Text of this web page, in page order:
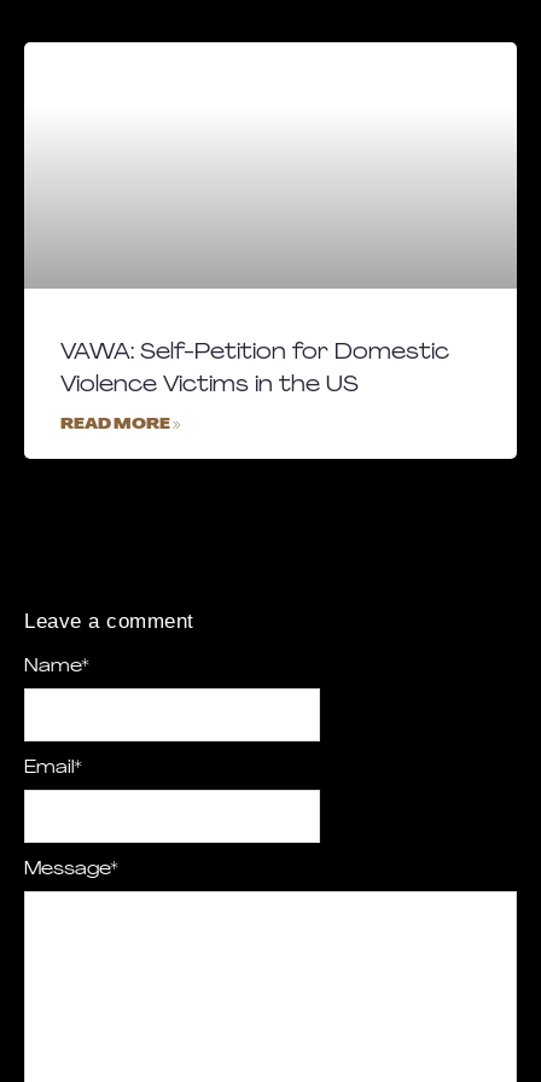
VAWA: Self-Petition for Domestic
Violence Victims in the US
READ MORE »
Leave a comment
Message*
Name*
Email *